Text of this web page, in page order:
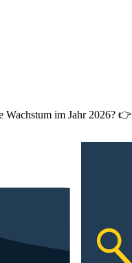
Wachstum im Jahr 2026? 👉